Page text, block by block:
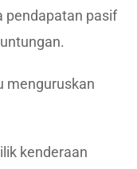
pendapatan pasif
menguruskan
kenderaan